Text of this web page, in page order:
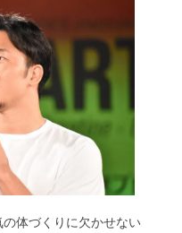
体づくりに欠かせない